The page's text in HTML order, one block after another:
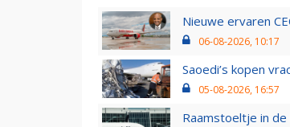
Nieuwe ervaren
06-08-2026, 10:17
Saoedi’s kopen
05-08-2026, 16:57
Raamstoeltje in